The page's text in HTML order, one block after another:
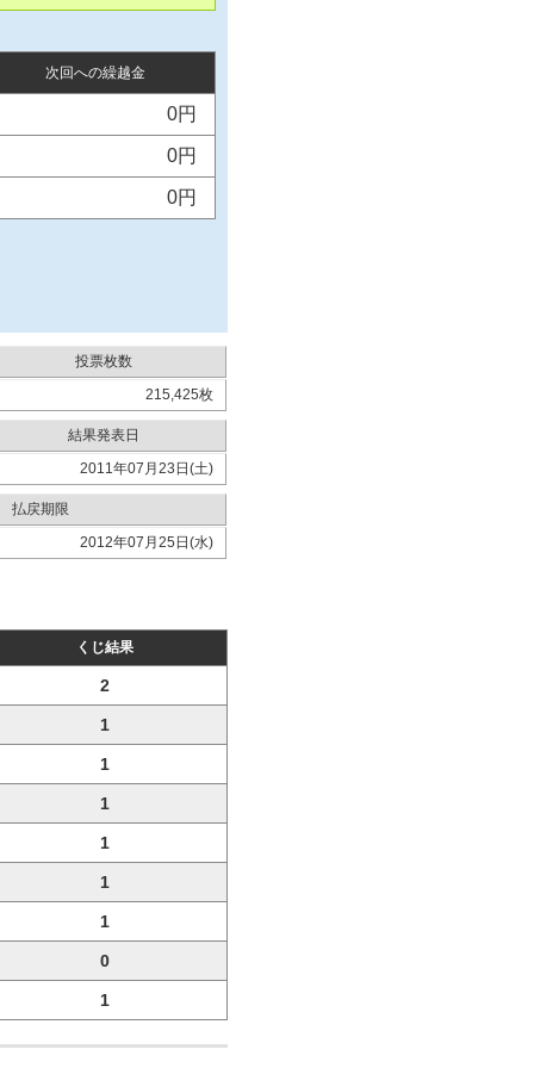
次回への繰越金
0円
0円
0円
投票枚数
215,425枚
結果発表日
2011年07月23日(土)
払戻期限
2012年07月25日(水)
くじ結果
2
1
1
1
1
1
1
0
1